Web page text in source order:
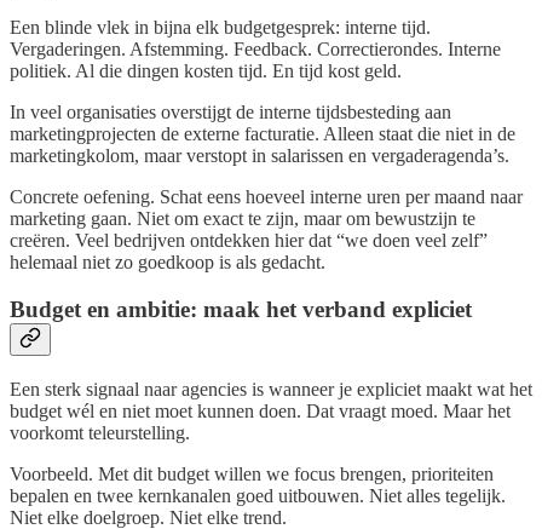
Een blinde vlek in bijna elk budgetgesprek: interne tijd.
Vergaderingen. Afstemming. Feedback. Correctierondes. Interne
politiek. Al die dingen kosten tijd. En tijd kost geld.
In veel organisaties overstijgt de interne tijdsbesteding aan
marketingprojecten de externe facturatie. Alleen staat die niet in de
marketingkolom, maar verstopt in salarissen en vergaderagenda’s.
Concrete oefening. Schat eens hoeveel interne uren per maand naar
marketing gaan. Niet om exact te zijn, maar om bewustzijn te
creëren. Veel bedrijven ontdekken hier dat “we doen veel zelf”
helemaal niet zo goedkoop is als gedacht.
Budget en ambitie: maak het verband expliciet
Een sterk signaal naar agencies is wanneer je expliciet maakt wat het
budget wél en niet moet kunnen doen. Dat vraagt moed. Maar het
voorkomt teleurstelling.
Voorbeeld. Met dit budget willen we focus brengen, prioriteiten
bepalen en twee kernkanalen goed uitbouwen. Niet alles tegelijk.
Niet elke doelgroep. Niet elke trend.